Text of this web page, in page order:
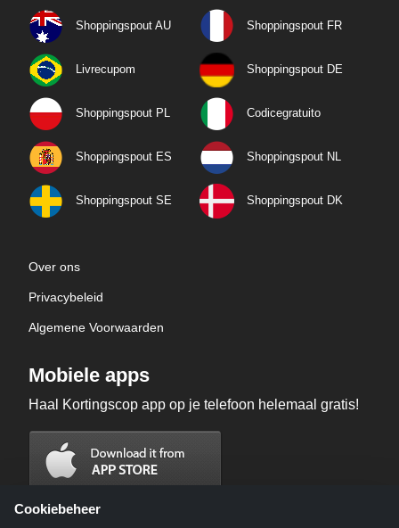
Shoppingspout AU Shoppingspout FR
Livrecupom Shoppingspout DE
Shoppingspout PL Codicegratuito
Shoppingspout ES Shoppingspout NL
Shoppingspout SE Shoppingspout DK
Over ons
Privacybeleid
Algemene Voorwaarden
Mobiele apps
Haal Kortingscop app op je telefoon helemaal gratis!
Cookiebeheer